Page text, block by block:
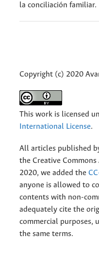
la conciliación familiar.
Copyright (c) 2020
This work is licensed
International License.
All articles published
the Creative
2020, we added the
anyone is allowed to
contents with non-
adequately cite the
commercial purposes,
the same terms.